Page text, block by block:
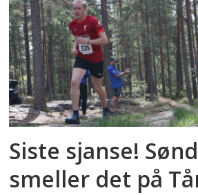
Siste sjanse!
smeller det på